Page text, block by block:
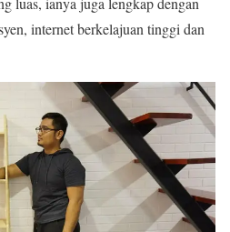
internet berkelajuan tinggi dan